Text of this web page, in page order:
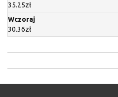
35.25zł
Wczoraj
30.36zł